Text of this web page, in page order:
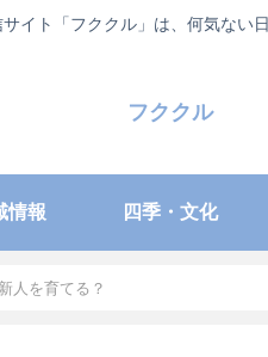
イト「フククル」は、何気ない
フククル
情報 四季・文化
人を育てる？